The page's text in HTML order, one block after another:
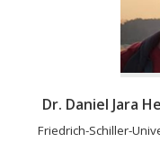
Dr. Daniel Jara
Friedrich-Schiller-